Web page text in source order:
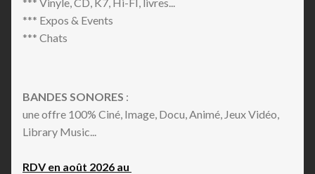
*** Expos & Events
*** Chats
BANDES SONORES :
une offre 100% Ciné, Image, Docu, Animé, Jeux Vidéo,
Library Music...
RDV en août 2026 au